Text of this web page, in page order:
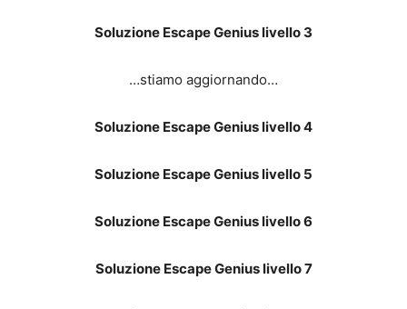
Soluzione Escape Genius livello 3
…stiamo aggiornando…
Soluzione Escape Genius livello 4
Soluzione Escape Genius livello 5
Soluzione Escape Genius livello 6
Soluzione Escape Genius livello 7